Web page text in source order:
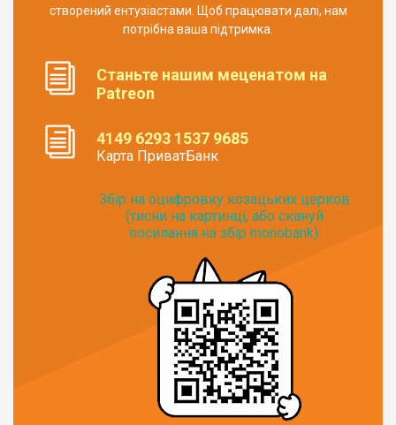
створений ентузіастами. Щоб працювати далі, нам
потрібна ваша підтримка.
Станьте нашим меценатом на
Patreon
4149 6293 1537 9685
Карта ПриватБанк
Збір на оцифровку козацьких церков
(тисни на картинці, або скануй
посилання на збір monobank):